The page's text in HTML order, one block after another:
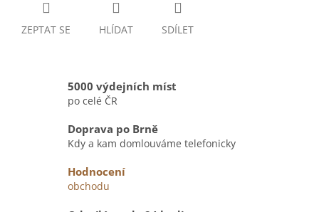
ZEPTAT SE HLÍDAT SDÍLET
5000 výdejních míst
po celé ČR
Doprava po Brně
Kdy a kam domlouváme telefonicky
Hodnocení
obchodu